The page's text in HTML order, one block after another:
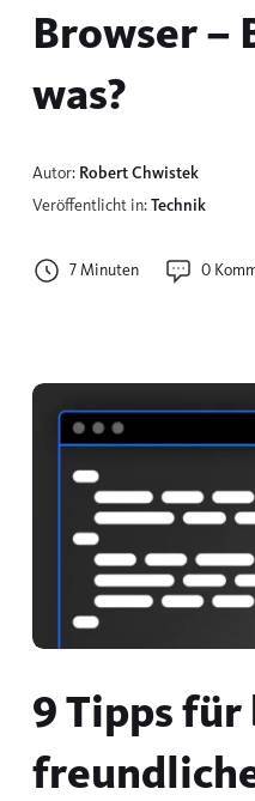
Browser –
was?
Autor: Robert Chwistek
Veröffentlicht in:Technik
7 Minuten 0
9 Tipps